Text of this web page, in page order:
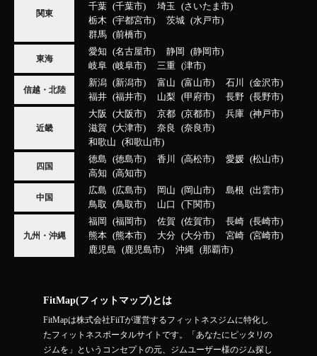
関東
千葉
千葉市 埼玉
さいたま市
栃木
宇都宮市 茨城
水戸市
群馬
前橋市
東海
愛知 名古屋市 静岡
静岡市
岐阜
岐阜市 三重 津市
信越・北陸
新潟 新潟市 富山 富山市 石川
金沢市
福井
福井市 山梨 甲府市 長野 長野市
近畿
大阪 大阪市 京都 京都市 兵庫
神戸市
滋賀
大津市 奈良
奈良市
和歌山
和歌山市
四国
徳島 徳島市 香川 高松市 愛媛
松山市
高知
高知市
中国
広島 広島市 岡山 岡山市 島根
出雲市
鳥取
鳥取市 山口 下関市
九州・沖縄
福岡 福岡市 佐賀 佐賀市 長崎
長崎市
熊本
熊本市 大分 大分市 宮崎
宮崎市
鹿児島
鹿児島市 沖縄 那覇市
FitMap(フィットマップ)とは
FitMapは株式会社FiiTが運営するフィットネスジムに特化し
たフィットネスポータルサイトです。「あなたにピッタリの
ジムを」というコンセプトの元、ジムユーザー様のジム探し